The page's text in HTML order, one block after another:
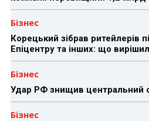
Бізнес
Корецький зібрав ритейлерів
Епіцентру та інших: що
Бізнес
Удар РФ знищив центральний
Бізнес